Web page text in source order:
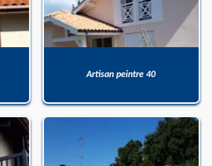
Artisan peintre 40